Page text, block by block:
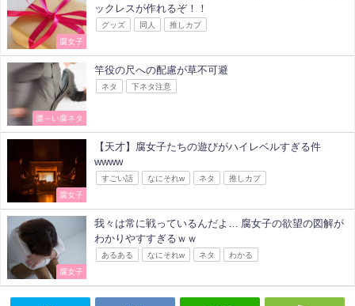
腐女子
ックレスが作れるぞ！！
グッズ 同人 推しカプ
濃～い腐ネタ
竿役の尺への配慮が草不可避
ネタ 下ネタ注意
腐女子
【天才】腐女子たちの遊びがハイレベルすぎる件
wwww
すごい話 なにそれw ネタ 推しカプ
腐女子
我々は常に戦っているんだよ… 腐女子の欲望の図解が
わかりやすすぎるｗｗ
あるある なにそれw ネタ わかる